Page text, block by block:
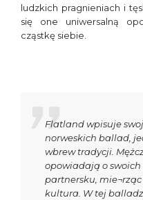
ludzkich pragnieniach i
się one uniwersalną
cząstkę siebie.
Flatland wpisuje
norweskich ballad,
wbrew tradycji.
opowiadają o
partnersku, mie¬rząc
kultura. W tej